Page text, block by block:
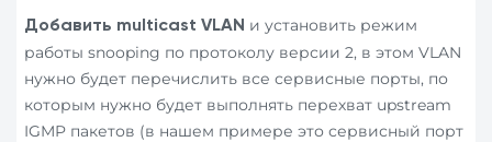
Добавить multicast VLAN и установить режим
работы snooping по протоколу версии 2, в этом VLAN
нужно будет перечислить все сервисные порты, по
которым нужно будет выполнять перехват upstream
IGMP пакетов (в нашем примере это сервисный порт